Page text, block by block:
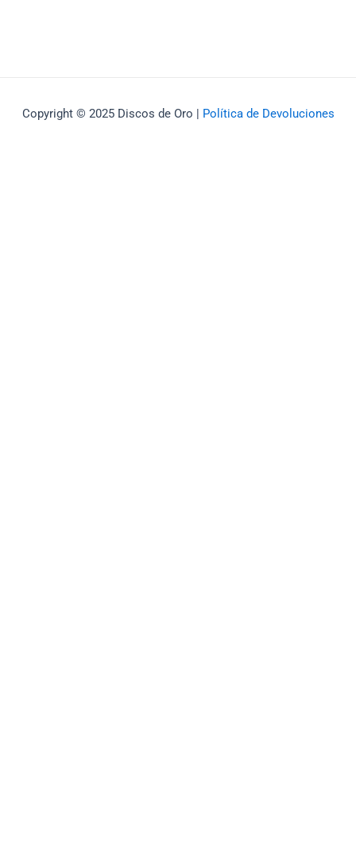
Copyright © 2025 Discos de Oro | Política de Devoluciones